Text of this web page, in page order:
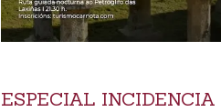
ESPECIAL INCIDENCIA